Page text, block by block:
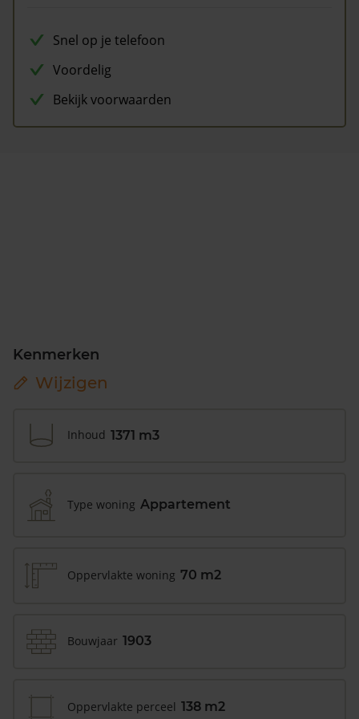
Snel op je telefoon
Voordelig
Bekijk voorwaarden
Kenmerken
Wijzigen
Inhoud 1371 m3
Type woning Appartement
Oppervlakte woning 70 m2
Bouwjaar 1903
Oppervlakte perceel 138 m2